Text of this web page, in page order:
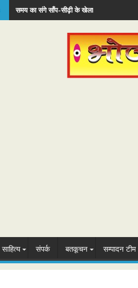
समय का संगे साँप-सीढ़ी के खेला
साहित्य संपर्क बतकूचन सम्पादन टीम